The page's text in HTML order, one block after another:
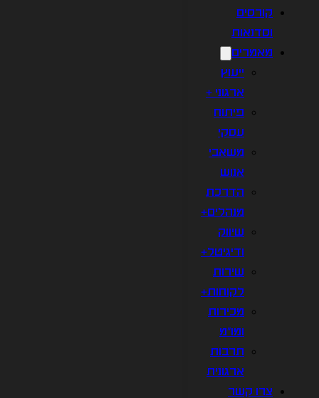
קורסים
וסדנאות
מאמרים
ייעוץ
ארגוני +
פיתוח
עסקי
משאבי
אנוש
הדרכת
מנהלים+
שיווק
ודיגיטל+
שירות
לקוחות+
מכירות
ומו"מ
תרבות
ארגונית
צרו קשר